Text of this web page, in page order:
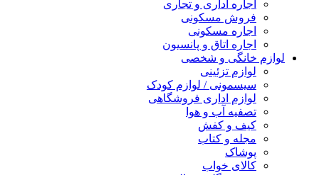
اجاره اداری و تجاری
فروش مسکونی
اجاره مسکونی
اجاره اتاق و پانسیون
لوازم خانگی و شخصی
لوازم تزئینی
سیسمونی / لوازم کودک
لوازم اداری فروشگاهی
تصفیه آب و هوا
کیف و کفش
مجله و کتاب
پوشاک
کالای خواب